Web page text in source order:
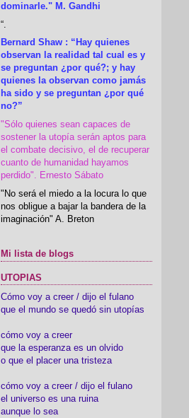
dominarle." M. Gandhi
“.
Bernard Shaw : “Hay quienes
observan la realidad tal cual es y
se preguntan ¿por qué?; y hay
quienes la observan como jamás
ha sido y se preguntan ¿por qué
no?”
"Sólo quienes sean capaces de
sostener la utopía serán aptos para
el combate decisivo, el de recuperar
cuanto de humanidad hayamos
perdido". Ernesto Sábato
"No será el miedo a la locura lo que
nos obligue a bajar la bandera de la
imaginación" A. Breton
Mi lista de blogs
UTOPIAS
Cómo voy a creer / dijo el fulano
que el mundo se quedó sin utopías
cómo voy a creer
que la esperanza es un olvido
o que el placer una tristeza
cómo voy a creer / dijo el fulano
el universo es una ruina
aunque lo sea